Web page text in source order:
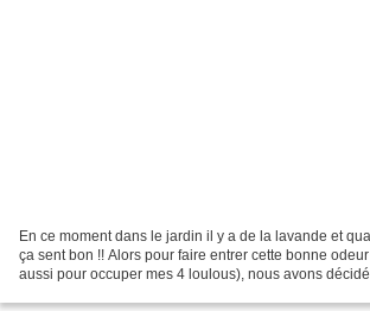
En ce moment dans le jardin il y a de la lavande et
ça sent bon !! Alors pour faire entrer cette bonne
aussi pour occuper mes 4 loulous), nous avons décidé